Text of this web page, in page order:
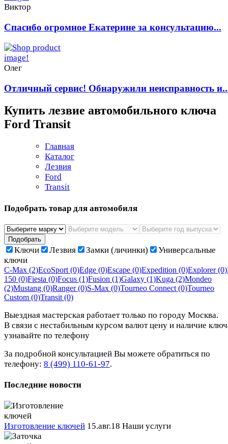
Виктор
Спасибо огромное Екатерине за консультацию...
Олег
Отличный сервис! Обнаружили неисправность
Купить лезвие автомобильного ключа
Ford Transit
Главная
Каталог
Лезвия
Ford
Transit
Подобрать товар для автомобиля
Подобрать
Ключи Лезвия Замки (личинки)
Универсальные
ключи
C-Max (2)EcoSport (0)Edge (0)Escape (0)Expedition (0)Explorer(0)
150 (0)Fiesta (0)Focus (1)Fusion (1)Galaxy (1)Kuga (2)Mondeo
(2)Mustang (0)Ranger(0)S-Max (0)Tourneo Connect (0)Tourneo
Custom (0)Transit (0)
Выездная мастерская работает только по городу Москва.
В связи с нестабильным курсом валют цену и наличие
узнавайте по телефону
За подробной консультацией Вы можете обратиться по
телефону: 8 (499) 110-61-97.
Последние новости
Изготовление ключей 15.авг.18 Наши услуги